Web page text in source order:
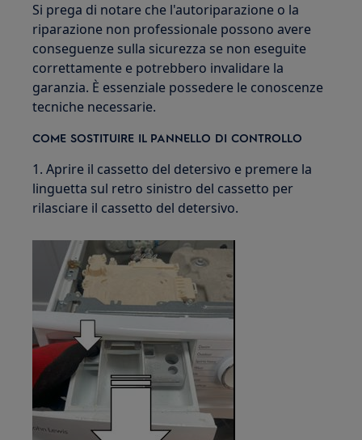
Si prega di notare che l'autoriparazione o la
riparazione non professionale possono avere
conseguenze sulla sicurezza se non eseguite
correttamente e potrebbero invalidare la
garanzia. È essenziale possedere le conoscenze
tecniche necessarie.
COME SOSTITUIRE IL PANNELLO DI CONTROLLO
1. Aprire il cassetto del detersivo e premere la
linguetta sul retro sinistro del cassetto per
rilasciare il cassetto del detersivo.